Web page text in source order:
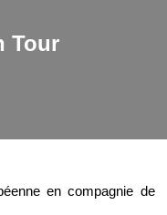
Tour
en compagnie de